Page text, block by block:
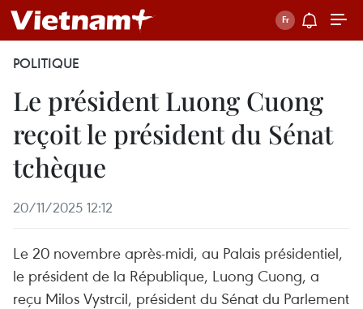
POLITIQUE
Le président Luong Cuong
reçoit le président du Sénat
tchèque
20/11/2025 12:12
Le 20 novembre après-midi, au Palais présidentiel,
le président de la République, Luong Cuong, a
reçu Milos Vystrcil, président du Sénat du Parlement